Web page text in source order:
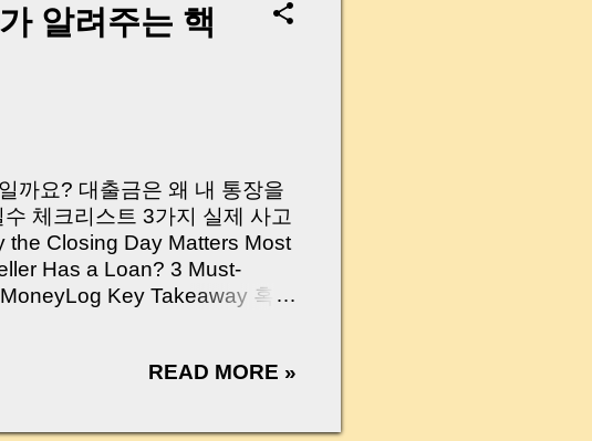
알려주는 핵
까요? 대출금은 왜 내 통장을
체크리스트 3가지 실제 사고
Closing Day Matters Most
Has a Loan? 3 Must-
Key Takeaway 혹시
중개 현장에서 겪었던 일입니
왜 내 통장으로 안 들어오죠?”
READ MORE »